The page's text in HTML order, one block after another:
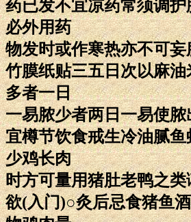
药已发不宜凉药常须调
必外用药
物发时或作寒热亦不可
竹膜纸贴三五日次以麻
多者一日
一易脓少者两日一易使
宜樽节饮食戒生冷油腻
少鸡长肉
时方可量用猪肚老鸭之
欲(入门)○灸后忌食猪鱼